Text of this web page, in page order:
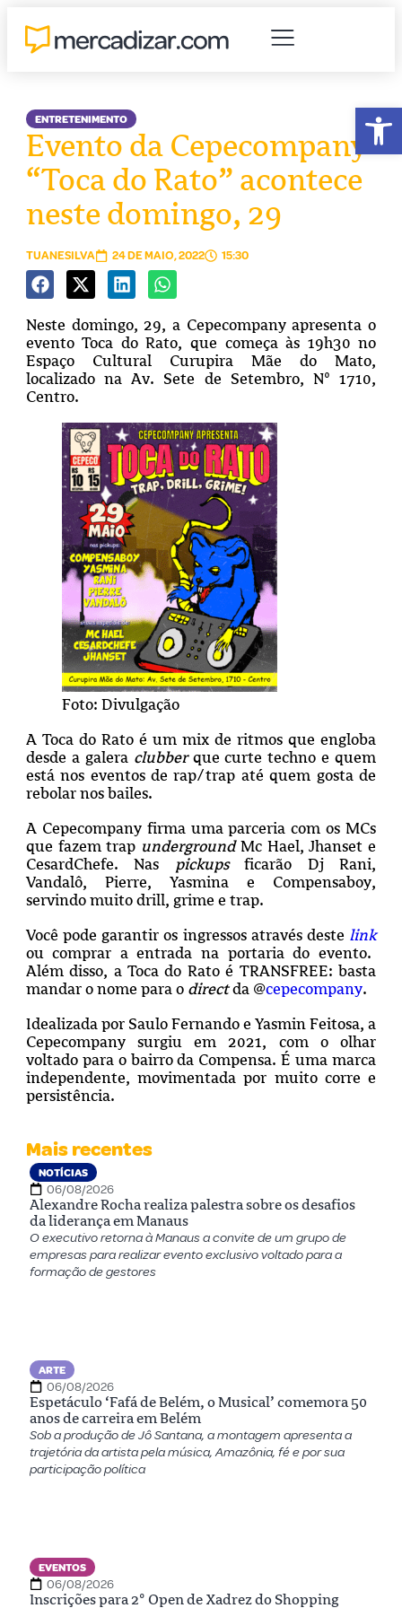
ENTRETENIMENTO
Evento da Cepecompany
“Toca do Rato” acontece
neste domingo, 29
TUANESILVA 24 DE MAIO, 2022 15:30
Neste domingo, 29, a Cepecompany apresenta o
evento Toca do Rato, que começa às 19h30 no
Espaço Cultural Curupira Mãe do Mato,
localizado na Av. Sete de Setembro, Nº 1710,
Centro.
Foto: Divulgação
A Toca do Rato é um mix de ritmos que engloba
desde a galera clubber que curte techno e quem
está nos eventos de rap/trap até quem gosta de
rebolar nos bailes.
A Cepecompany firma uma parceria com os MCs
que fazem trap undergroundMc Hael, Jhanset e
CesardChefe. Nas
pickupsficarão Dj Rani,
Vandalô, Pierre, Yasmina e Compensaboy,
servindo muito drill, grime e trap.
Você pode garantir os ingressos através deste link
ou comprar a entrada na portaria do evento.
Além disso, a Toca do Rato é TRANSFREE: basta
mandar o nome para o directda @cepecompany.
Idealizada por Saulo Fernando e Yasmin Feitosa, a
Cepecompany surgiu em 2021, com o olhar
voltado para o bairro da Compensa. É uma marca
independente, movimentada por muito corre e
persistência.
Mais recentes
NOTÍCIAS
06/08/2026
Alexandre Rocha realiza palestra sobre os desafios
da liderança em Manaus
O executivo retorna à Manaus a convite de um grupo de
empresas para realizar evento exclusivo voltado para a
formação de gestores
ARTE
06/08/2026
Espetáculo ‘Fafá de Belém, o Musical’ comemora 50
anos de carreira em Belém
Sob a produção de Jô Santana, a montagem apresenta a
trajetória da artista pela música, Amazônia, fé e por sua
participação política
EVENTOS
06/08/2026
Inscrições para 2º Open de Xadrez do Shopping